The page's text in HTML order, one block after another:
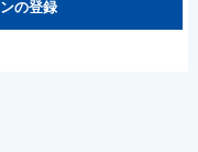
の登録